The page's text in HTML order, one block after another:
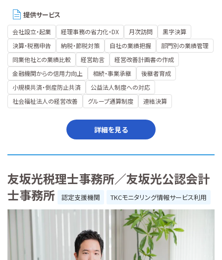
提供サービス
会社設立・起業 経理事務の省力化・DX 月次訪問
黒字決算
決算・税務申告
納税・節税対策 自社の業績把握
部門別の業績管理
同業他社との業績比較
経営助言
経営改善計画書の作成
金融機関からの信用力向上
相続・事業承継
後継者育成
小規模共済・倒産防止共済
公益法人制度への対応
社会福祉法人の経営改善
グループ通算制度 連結決算
詳細を見る
友坂光税理士事務所／友坂光公認会計
士事務所
認定支援機関 TKCモニタリング情報サービス利用